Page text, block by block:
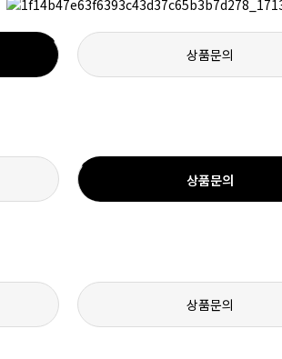
상품문의
상품문의
상품문의